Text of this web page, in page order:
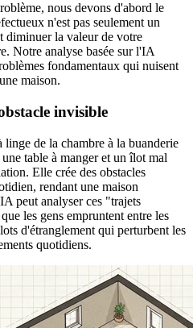
nous devons d'abord le
n'est pas seulement un
diminuer la valeur de votre
Notre analyse basée sur l'IA
fondamentaux qui nuisent
maison.
invisible
de la chambre à la buanderie
table à manger et un îlot mal
Elle crée des obstacles
rendant une maison
peut analyser ces "trajets
les gens empruntent entre les
d'étranglement qui perturbent les
quotidiens.